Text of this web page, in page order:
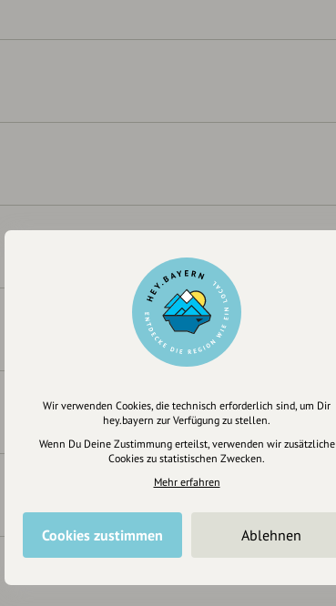
Wir verwenden Cookies, die technisch erforderlich sind, um Dir
hey.bayern zur Verfügung zu stellen.
Wenn Du Deine Zustimmung erteilst, verwenden wir zusätzliche
Cookies zu statistischen Zwecken.
Mehr erfahren
Cookies zustimmen Ablehnen